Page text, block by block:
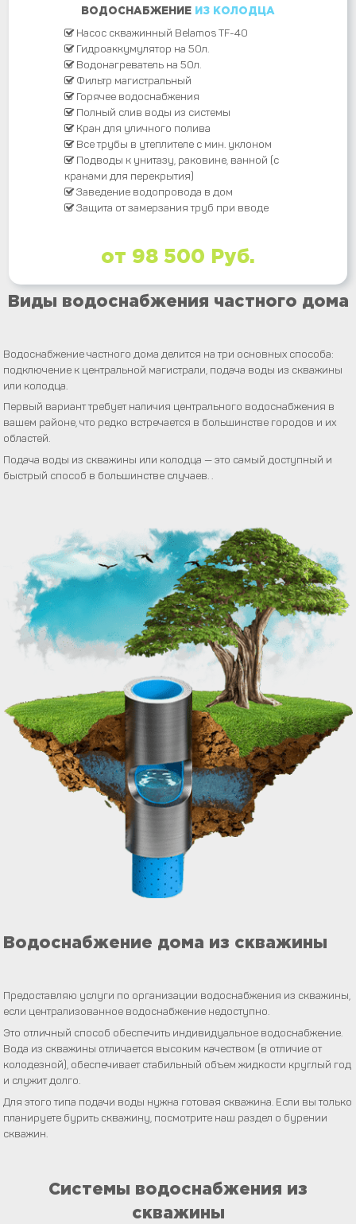
ВОДОСНАБЖЕНИЕ ИЗ КОЛОДЦА
Насос скважинный Belamos TF-40
Гидроаккумулятор на 50л.
Водонагреватель на 50л.
Фильтр магистральный
Горячее водоснабжения
Полный слив воды из системы
Кран для уличного полива
Все трубы в утеплителе с мин. уклоном
Подводы к унитазу, раковине, ванной (с
кранами для перекрытия)
Заведение водопровода в дом
Защита от замерзания труб при вводе
от 98 500 Руб.
Виды водоснабжения частного дома
Водоснабжение частного дома делится на три основных способа:
подключение к центральной магистрали, подача воды из скважины
или колодца.
Первый вариант требует наличия центрального водоснабжения в
вашем районе, что редко встречается в большинстве городов и их
областей.
Подача воды из скважины или колодца — это самый доступный и
быстрый способ в большинстве случаев. .
Водоснабжение дома из скважины
Предоставляю услуги по организации водоснабжения из скважины,
если централизованное водоснабжение недоступно.
Это отличный способ обеспечить индивидуальное водоснабжение.
Вода из скважины отличается высоким качеством (в отличие от
колодезной), обеспечивает стабильный объем жидкости круглый год
и служит долго.
Для этого типа подачи воды нужна готовая скважина. Если вы только
планируете бурить скважину, посмотрите наш раздел о бурении
скважин.
Системы водоснабжения из
скважины